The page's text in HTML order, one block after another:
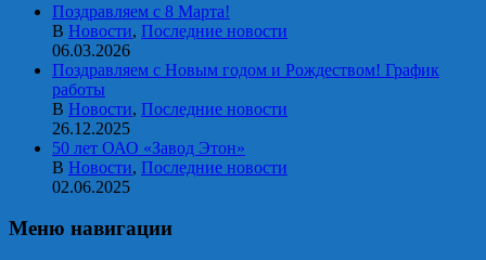
Поздравляем с 8 Марта!
В Новости, Последние новости
06.03.2026
Поздравляем с Новым годом и Рождеством! График
работы
В Новости, Последние новости
26.12.2025
50 лет ОАО «Завод Этон»
В Новости, Последние новости
02.06.2025
Меню навигации